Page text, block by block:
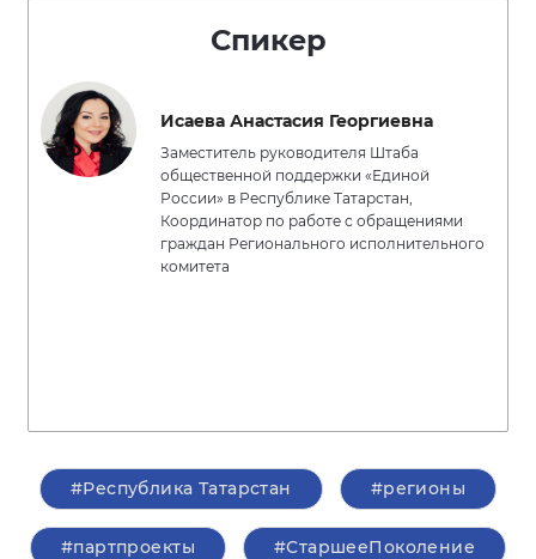
Спикер
Исаева Анастасия Георгиевна
Заместитель руководителя Штаба
общественной поддержки «Единой
России» в Республике Татарстан,
Координатор по работе с обращениями
граждан Регионального исполнительного
комитета
#Республика Татарстан #регионы
#партпроекты #СтаршееПоколение